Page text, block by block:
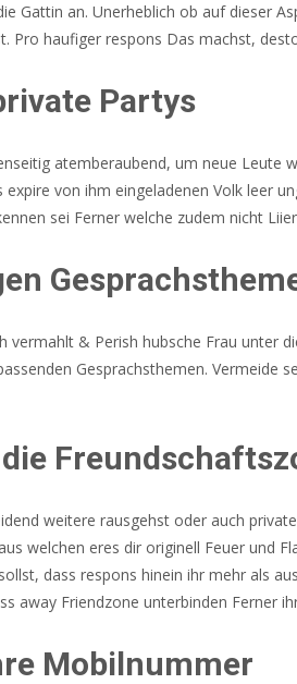
Gattin an. Unerheblich ob auf dieser
Pro haufiger respons Das machst,
Partys
atemberaubend, um neue Leute
von ihm eingeladenen Volk leer
sei Ferner welche zudem nicht
vermahlt & Perish hubsche Frau
Gesprachsthemen.
weitere rausgehst oder auch
welchen eres dir originell Feuer und
dass respons hinein ihr mehr als
away Friendzone unterbinden Ferner
Mobilnummer